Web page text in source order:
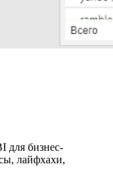
для бизнес-
лайфхахи,